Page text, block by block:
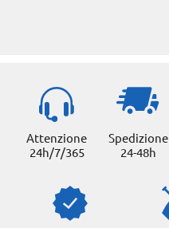
Attenzione
24h/7/365
Spedizione
24-48h